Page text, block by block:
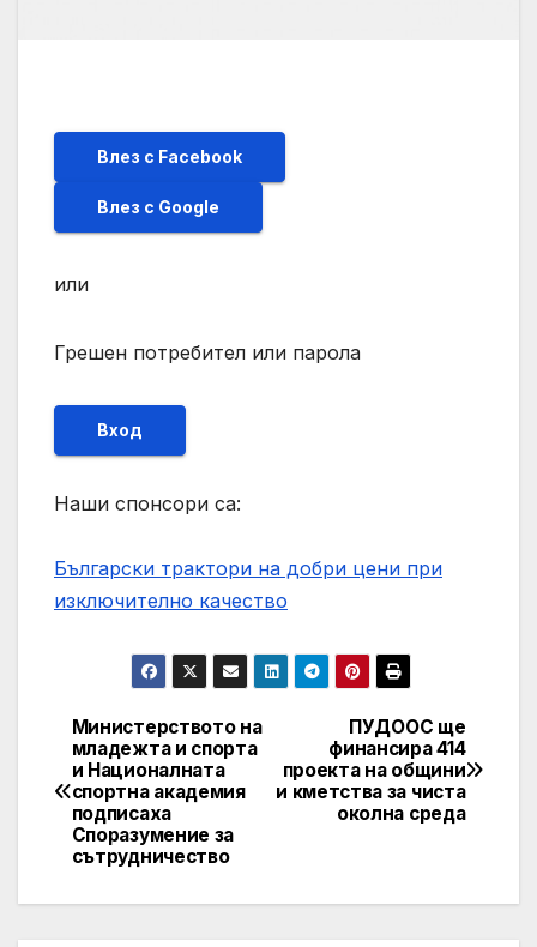
Влез с Facebook
Влез с Google
или
Грешен потребител или парола
Вход
Наши спонсори са:
Български трактори на добри цени при
изключително качество
Post
navigation
ПУДООС ще
финансира 414
проекта на общини
и кметства за чиста
околна среда
Министерството на
младежта и спорта
и Националната
спортна академия
подписаха
Споразумение за
сътрудничество